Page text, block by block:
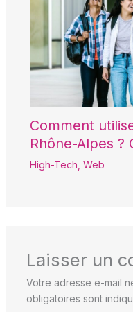
Comment
Rhône-Alpes ?
High-Tech Web
Laisser un
Votre adresse e-mail
obligatoires sont